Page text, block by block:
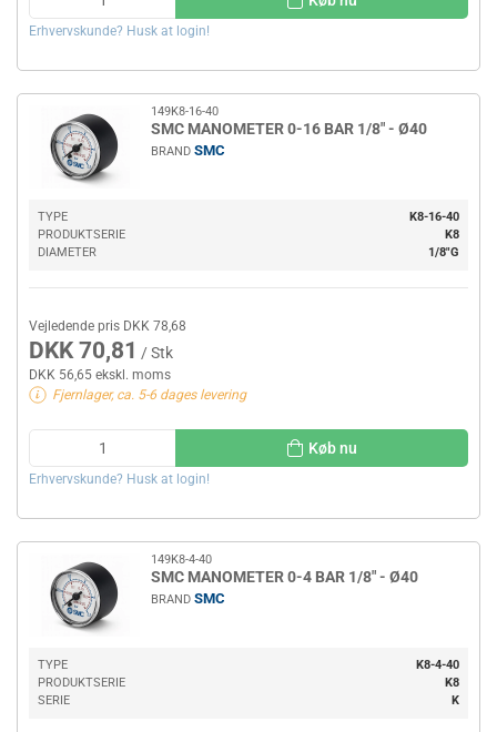
Erhvervskunde? Husk at login!
149K8-16-40
SMC MANOMETER 0-16 BAR 1/8" - Ø40
BRAND SMC
TYPE
K8-16-40
PRODUKTSERIE
K8
DIAMETER
1/8"G
Vejledende pris DKK 78,68
DKK 70,81 / Stk
DKK 56,65 ekskl. moms
Fjernlager, ca. 5-6 dages levering
Køb nu
Erhvervskunde? Husk at login!
149K8-4-40
SMC MANOMETER 0-4 BAR 1/8" - Ø40
BRAND SMC
TYPE
K8-4-40
PRODUKTSERIE
K8
SERIE
K